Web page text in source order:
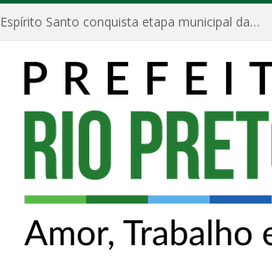
Escola Municipal Divino Espírito Santo conquista etapa municipal da V Feira Amazonense de Matemática